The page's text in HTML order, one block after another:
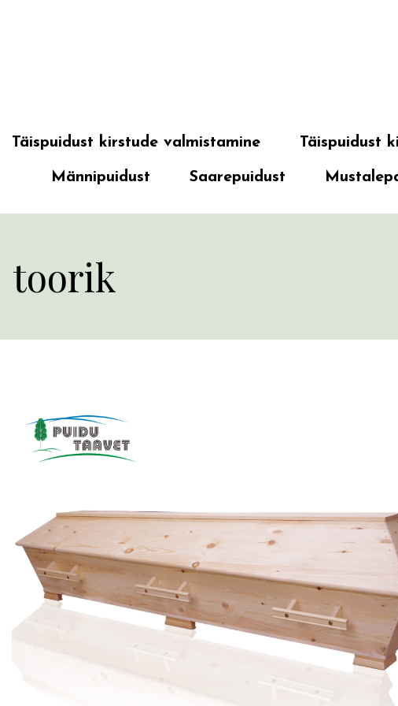
Täispuidust kirstude valmistamine Täispuidust
Männipuidust Saarepuidust
toorik